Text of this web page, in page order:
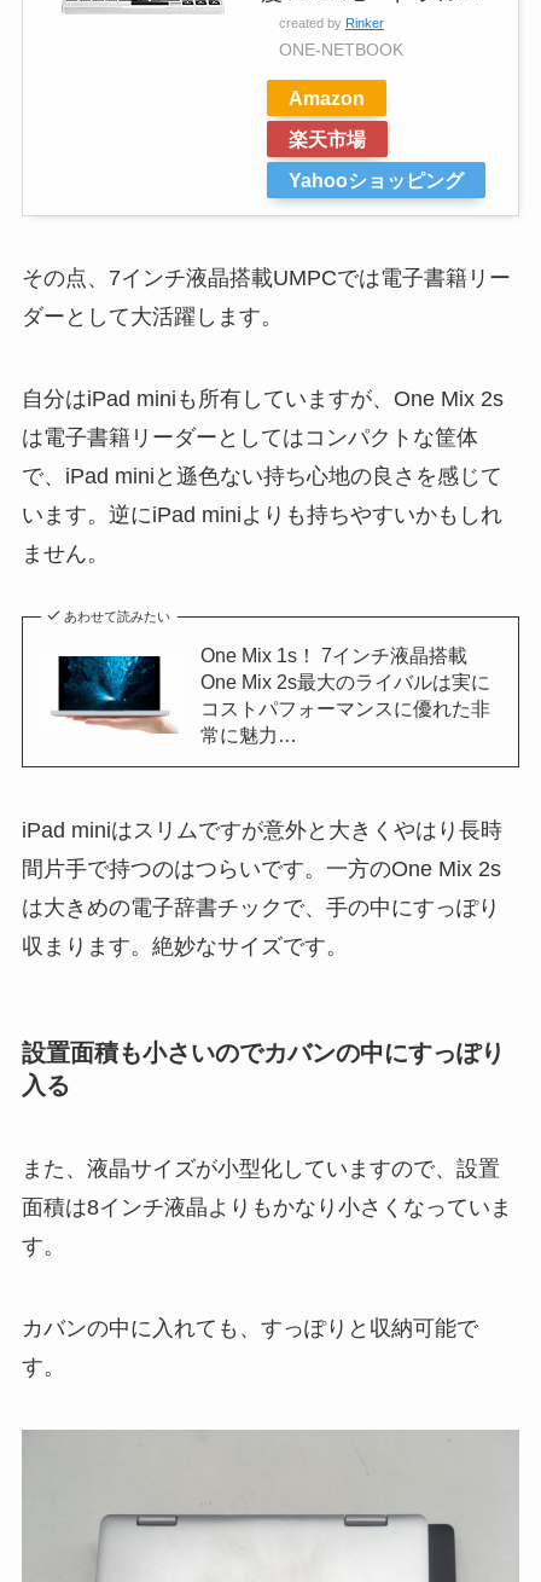
created by Rinker
ONE-NETBOOK
Amazon
楽天市場
Yahooショッピング
その点、7インチ液晶搭載UMPCでは電子書籍リー
ダーとして大活躍します。
自分はiPad miniも所有していますが、One Mix 2s
は電子書籍リーダーとしてはコンパクトな筐体
で、iPad miniと遜色ない持ち心地の良さを感じて
います。逆にiPad miniよりも持ちやすいかもしれ
ません。
あわせて読みたい
One Mix 1s！ 7インチ液晶搭載
One Mix 2s最大のライバルは実に
コストパフォーマンスに優れた非
常に魅力…
iPad miniはスリムですが意外と大きくやはり長時
間片手で持つのはつらいです。一方のOne Mix 2s
は大きめの電子辞書チックで、手の中にすっぽり
収まります。絶妙なサイズです。
設置面積も小さいのでカバンの中にすっぽり
入る
また、液晶サイズが小型化していますので、設置
面積は8インチ液晶よりもかなり小さくなっていま
す。
カバンの中に入れても、すっぽりと収納可能で
す。